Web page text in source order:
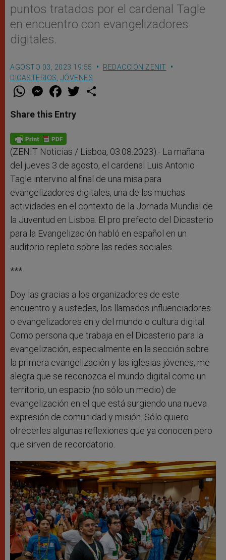
puntos tratados por el cardenal Tagle
en encuentro con evangelizadores
digitales.
AGOSTO 03, 2023 19:55
REDACCIÓN ZENIT
DICASTERIOS JÓVENES
W
t
s
p
p
M
e
s
e
g
e
r
F
a
e
b
o
k
w
Share this Entry
(ZENIT Noticias / Lisboa, 03.08.2023).- La mañana
del jueves 3 de agosto, el cardenal Luis Antonio
Tagle intervino al final de una misa para
evangelizadores digitales, una de las muchas
actividades en el contexto de la Jornada Mundial de
la Juventud en Lisboa. El pro prefecto del Dicasterio
para la Evangelización habló en español en un
auditorio repleto sobre las redes sociales.
***
Doy las gracias a los organizadores de este
encuentro y a ustedes, los llamados influenciadores
o evangelizadores en y del mundo o cultura digital.
Como persona que trabaja en el Dicasterio para la
evangelización, especialmente en la sección sobre
la primera evangelización y las iglesias jóvenes, me
alegra que se reconozca el mundo digital como un
territorio, un espacio (no sólo un medio) de
evangelización en el que está surgiendo una nueva
expresión de comunidad y misión. Sólo quiero
ofrecerles algunas reflexiones que ya conocen pero
que sirven de recordatorio.